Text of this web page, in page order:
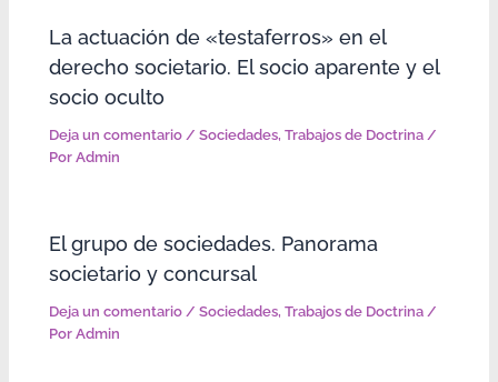
La actuación de «testaferros» en el
derecho societario. El socio aparente y el
socio oculto
Deja un comentario /Sociedades,Trabajos de Doctrina /
PorAdmin
El grupo de sociedades. Panorama
societario y concursal
Deja un comentario /Sociedades,Trabajos de Doctrina /
PorAdmin